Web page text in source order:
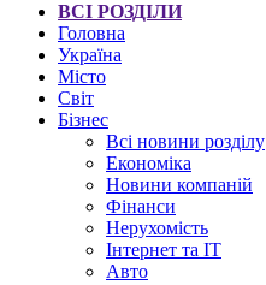
ВСІ РОЗДІЛИ
Головна
Україна
Місто
Світ
Бізнес
Всі новини розділу
Економіка
Новини компаній
Фінанси
Нерухомість
Інтернет та IT
Авто